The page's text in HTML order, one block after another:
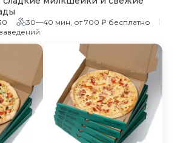
30—40 мин, от 700 ₽ бесплатно